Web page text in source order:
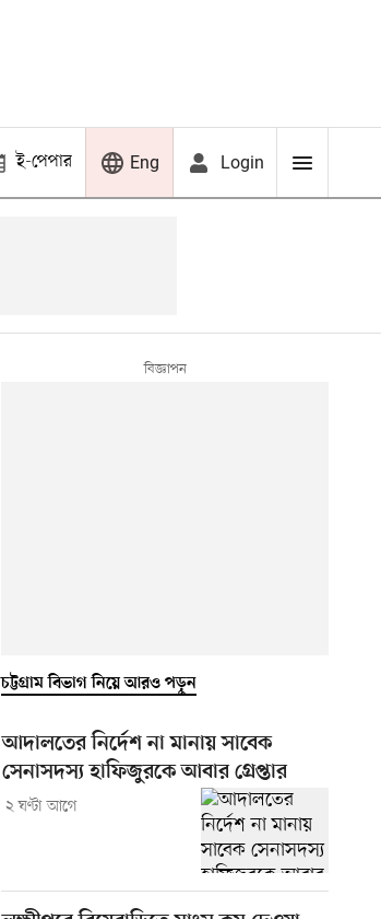
ই-পেপার Eng Login
চট্টগ্রাম বিভাগ নিয়ে আরও পড়ুন
আদালতের নির্দেশ না মানায় সাবেক
সেনাসদস্য হাফিজুরকে আবার গ্রেপ্তার
২ ঘণ্টা আগে